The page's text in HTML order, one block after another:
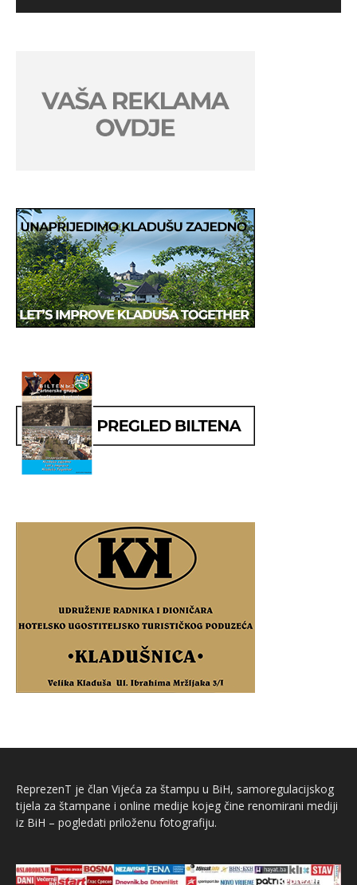
ReprezenT je član Vijeća za štampu u BiH, samoregulacijskog
tijela za štampane i online medije kojeg čine renomirani mediji
iz BiH – pogledati priloženu fotografiju.